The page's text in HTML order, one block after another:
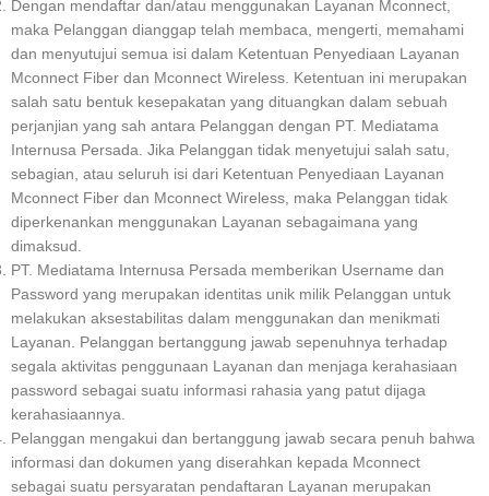
Dengan mendaftar dan/atau menggunakan Layanan Mconnect,
maka Pelanggan dianggap telah membaca, mengerti, memahami
dan menyutujui semua isi dalam Ketentuan Penyediaan Layanan
Mconnect Fiber dan Mconnect Wireless. Ketentuan ini merupakan
salah satu bentuk kesepakatan yang dituangkan dalam sebuah
perjanjian yang sah antara Pelanggan dengan PT. Mediatama
Internusa Persada. Jika Pelanggan tidak menyetujui salah satu,
sebagian, atau seluruh isi dari Ketentuan Penyediaan Layanan
Mconnect Fiber dan Mconnect Wireless, maka Pelanggan tidak
diperkenankan menggunakan Layanan sebagaimana yang
dimaksud.
PT. Mediatama Internusa Persada memberikan Username dan
Password yang merupakan identitas unik milik Pelanggan untuk
melakukan aksestabilitas dalam menggunakan dan menikmati
Layanan. Pelanggan bertanggung jawab sepenuhnya terhadap
segala aktivitas penggunaan Layanan dan menjaga kerahasiaan
password sebagai suatu informasi rahasia yang patut dijaga
kerahasiaannya.
Pelanggan mengakui dan bertanggung jawab secara penuh bahwa
informasi dan dokumen yang diserahkan kepada Mconnect
sebagai suatu persyaratan pendaftaran Layanan merupakan